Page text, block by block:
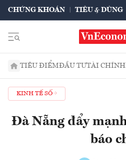
CHỨNG KHOÁN TIÊU & DÙNG
TIÊU ĐIỂMĐẦU TƯTÀI CHÍNH
KINH TẾ SỐ
Đà Nẵng đẩy
báo